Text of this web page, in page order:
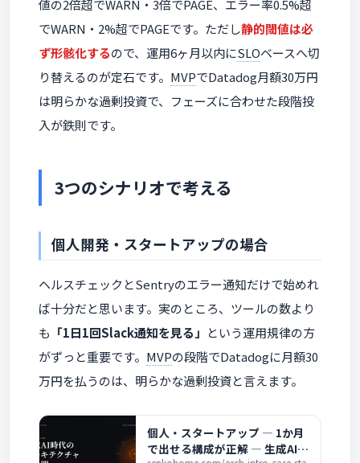
値の2倍超でWARN・3倍でPAGE、エラー率0.5%超
でWARN・2%超でPAGEです。ただし静的閾値は必
ず形骸化するので、運用6ヶ月以内にSLOベースへ切
り替えるのが定石です。 MVPでDatadog月額30万円
は明らかな過剰投資で、フェーズに合わせた段階投
入が鉄則です。
3つのシナリオで考える
個人開発・スタートアップの場合
ヘルスチェックとSentryのエラー通知だけで始めれ
ば十分だと思います。実のところ、ツールの数より
も 「1日1回Slack通知を見る」 という運用規律の方
がずっと重要です。 MVPの段階でDatadogに月額30
万円を払うのは、明らかな過剰投資と言えます。
個人・スタートアップ ― 1か月
で出せる構成が正解 ― 生成AI時